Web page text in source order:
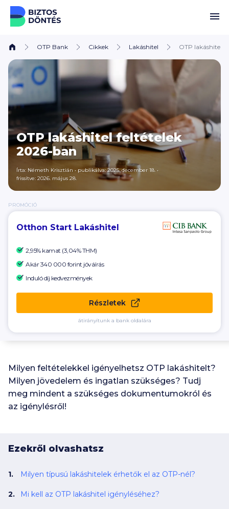
Ugrás a tartalomhoz
OTP Bank Cikkek Lakáshitel OTP lakáshitel
OTP lakáshitel feltételek
2026-ban
Írta: Németh Krisztián • publikálva: 2025. december 18. •
frissítve: 2026. május 28.
PROMÓCIÓ
Otthon Start Lakáshitel
2,95% kamat (3,04% THM)
Akár 340 000 forint jóváírás
Induló díj kedvezmények
Részletek
átirányítunk a bank oldalára
Milyen feltételekkel igényelhetsz OTP lakáshitelt?
Milyen jövedelem és ingatlan szükséges? Tudj
meg mindent a szükséges dokumentumokról és
az igénylésről!
Ezekről olvashatsz
Milyen típusú lakáshitelek érhetők el az OTP-nél?
Mi kell az OTP lakáshitel igényléséhez?